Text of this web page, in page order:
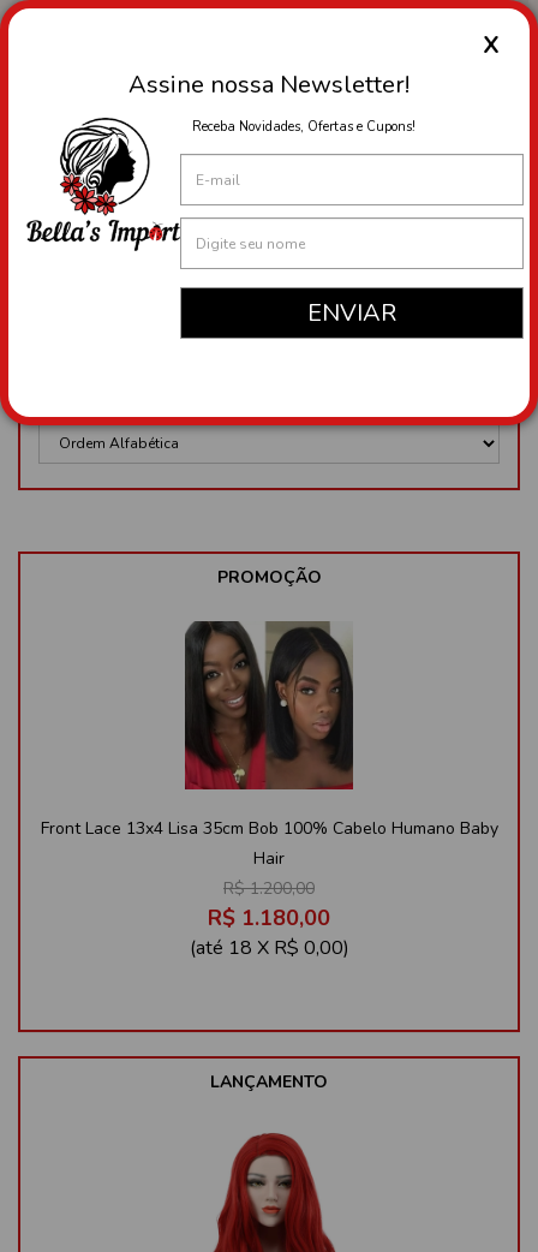
Ordenação
PROMOÇÃO
Front Lace 13x4 Lisa 35cm Bob 100% Cabelo Humano Baby
Hair
R$ 1.200,00
R$ 1.180,00
(até 18 X R$ 0,00)
LANÇAMENTO
X
Assine nossa Newsletter!
Receba Novidades, Ofertas e Cupons!